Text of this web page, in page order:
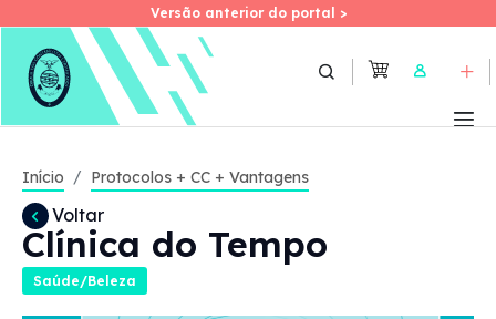
Skip
Versão anterior do portal >
Versão anterior do portal >
User
Início Protocolos + CC + Vantagens
Voltar
Clínica do Tempo
Saúde/Beleza